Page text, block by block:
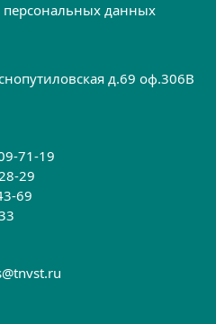
персональных данных
д.69 оф.306B
71-19
29
69